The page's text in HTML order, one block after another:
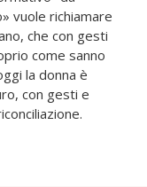
vuole richiamare
che con gesti
come sanno
la donna è
con gesti e